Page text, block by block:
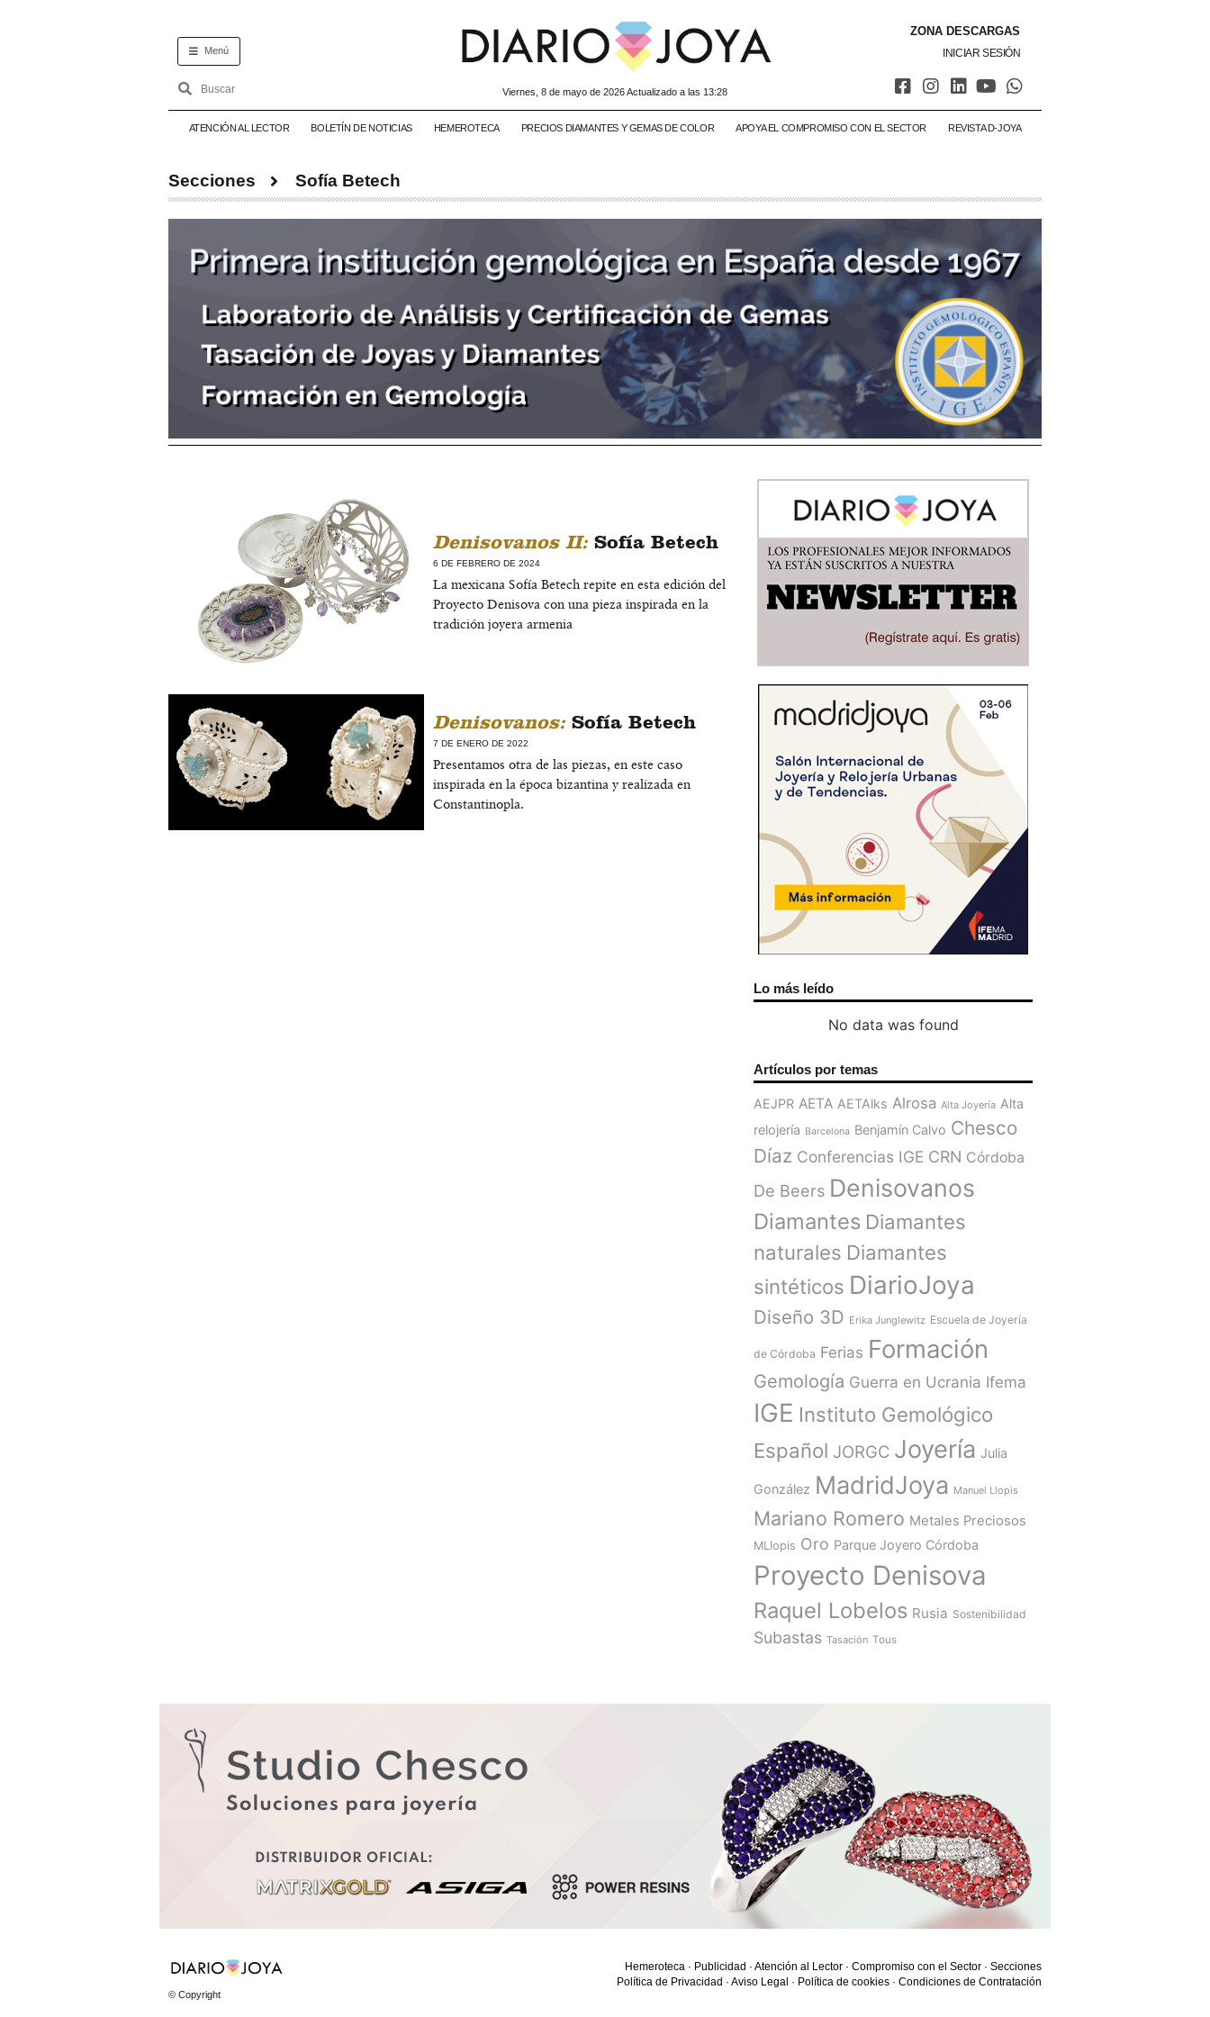
Menú
viernes, 8 de mayo de 2026 Actualizado a las 13:28
ZONA DESCARGAS
INICIAR SESIÓN
ATENCIÓN AL LECTOR BOLETÍN DE NOTICIAS HEMEROTECA PRECIOS DIAMANTES Y GEMAS DE COLOR APOYA EL COMPROMISO CON EL SECTOR REVISTA D-JOYA
Secciones Sofía Betech
Denisovanos II:Sofía Betech
6 DE FEBRERO DE 2024
La mexicana Sofía Betech repite en esta edición del
Proyecto Denisova con una pieza inspirada en la
tradición joyera armenia
Denisovanos:Sofía Betech
7 DE ENERO DE 2022
Presentamos otra de las piezas, en este caso
inspirada en la época bizantina y realizada en
Constantinopla.
Lo más leído
No data was found
Artículos por temas
AEJPR AETA AETAlks Alrosa Alta Joyería Alta
relojería Barcelona Benjamín Calvo Chesco
Díaz Conferencias IGE CRN Córdoba
De Beers Denisovanos
Diamantes Diamantes
naturales Diamantes
sintéticos DiarioJoya
Diseño 3D Erika Junglewitz Escuela de Joyería
de Córdoba Ferias Formación
Gemología Guerra en Ucrania Ifema
IGE Instituto Gemológico
Español JORGC Joyería Julia
González MadridJoya Manuel Llopis
Mariano Romero Metales Preciosos
MLlopis Oro Parque Joyero Córdoba
Proyecto Denisova
Raquel Lobelos Rusia Sostenibilidad
Subastas Tasación Tous
© Copyright
Hemeroteca · Publicidad · Atención al Lector · Compromiso con el Sector · Secciones
Política de Privacidad · Aviso Legal · Política de cookies · Condiciones de Contratación